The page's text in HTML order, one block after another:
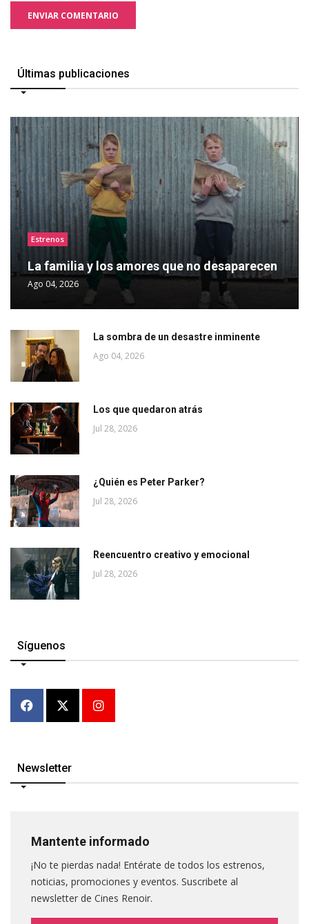
ENVIAR COMENTARIO
Últimas publicaciones
Estrenos
La familia y los amores que no desaparecen
Ago 04, 2026
La sombra de un desastre inminente
Ago 04, 2026
Los que quedaron atrás
Jul 28, 2026
¿Quién es Peter Parker?
Jul 28, 2026
Reencuentro creativo y emocional
Jul 28, 2026
Síguenos
Newsletter
Mantente informado
¡No te pierdas nada! Entérate de todos los estrenos,
noticias, promociones y eventos. Suscribete al
newsletter de Cines Renoir.